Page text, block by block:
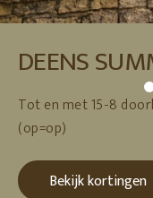
DEENS
Tot en met 15-8
(op=op)
Bekijk kortingen